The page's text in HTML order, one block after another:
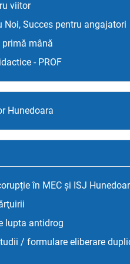
viitor
Succes pentru angajatori
primă mână
- PROF
Hunedoara
în MEC și ISJ
lupta antidrog
/ formulare eliberare